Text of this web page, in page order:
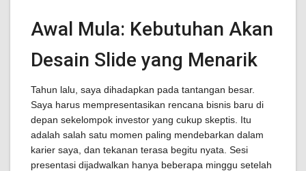
Awal Mula: Kebutuhan Akan
Desain Slide yang Menarik
Tahun lalu, saya dihadapkan pada tantangan besar.
Saya harus mempresentasikan rencana bisnis baru di
depan sekelompok investor yang cukup skeptis. Itu
adalah salah satu momen paling mendebarkan dalam
karier saya, dan tekanan terasa begitu nyata. Sesi
presentasi dijadwalkan hanya beberapa minggu setelah